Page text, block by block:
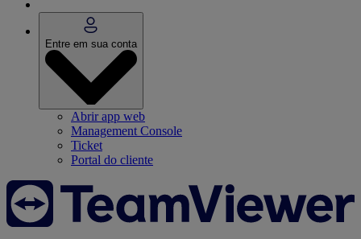
Entre em sua conta
Abrir app web
Management Console
Ticket
Portal do cliente